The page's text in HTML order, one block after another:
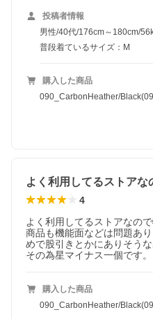
投稿者情報
男性/40代/176cm～180cm/
普段着ているサイズ：M
購入した商品
090_CarbonHeather/
4
よく利用してるストアなの
商品も機能面などは問題あ
めで股引きとかにありそうな
その為星マイナス一個です。
購入した商品
090_CarbonHeather/